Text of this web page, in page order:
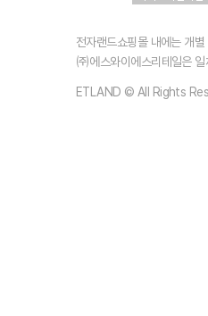
전자랜드쇼핑몰 내에는 개
㈜에스와이에스리테일은
ETLAND © All Rights